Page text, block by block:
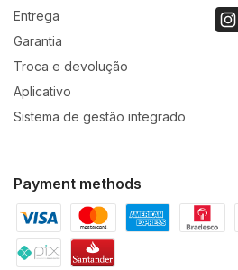
Entrega
Garantia
Troca e devolução
Aplicativo
Sistema de gestão integrado
Payment methods